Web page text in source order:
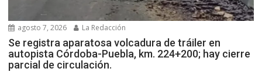
agosto 7, 2026 La Redacción
Se registra aparatosa volcadura de tráiler en
autopista Córdoba-Puebla, km. 224+200; hay cierre
parcial de circulación.